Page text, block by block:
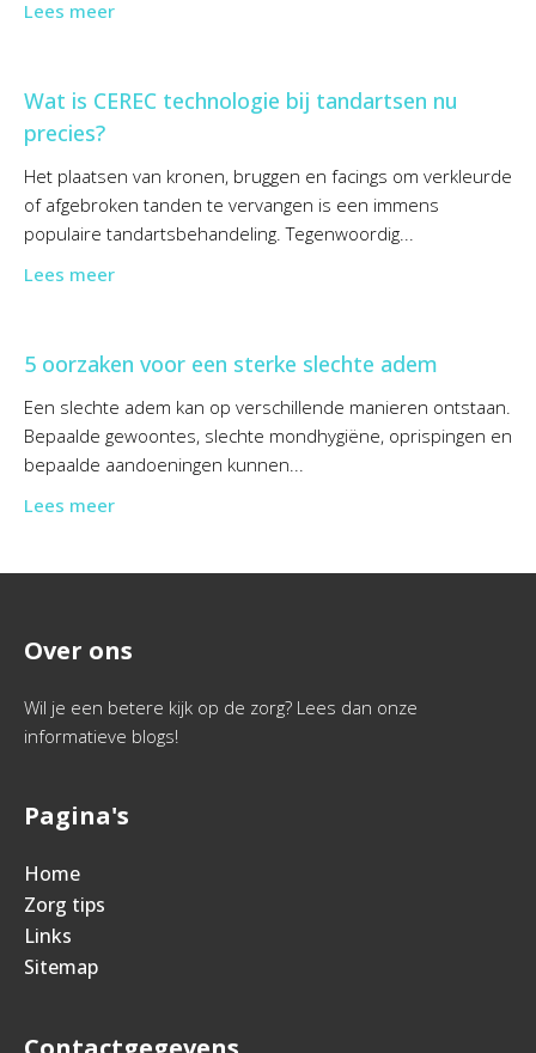
Lees meer
Wat is CEREC technologie bij tandartsen nu
precies?
Het plaatsen van kronen, bruggen en facings om verkleurde
of afgebroken tanden te vervangen is een immens
populaire tandartsbehandeling. Tegenwoordig...
Lees meer
5 oorzaken voor een sterke slechte adem
Een slechte adem kan op verschillende manieren ontstaan.
Bepaalde gewoontes, slechte mondhygiëne, oprispingen en
bepaalde aandoeningen kunnen...
Lees meer
Over ons
Wil je een betere kijk op de zorg? Lees dan onze
informatieve blogs!
Pagina's
Home
Zorg tips
Links
Sitemap